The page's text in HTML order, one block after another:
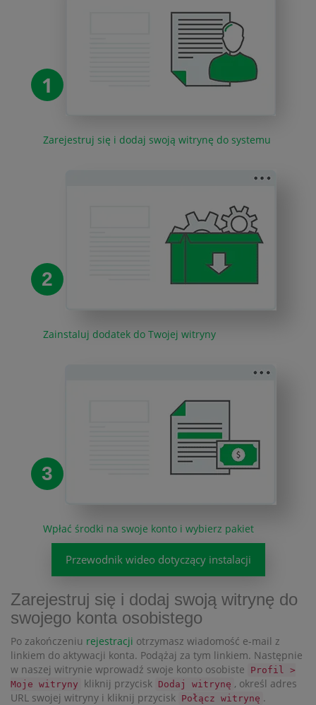
1
Zarejestruj się i dodaj swoją witrynę do systemu
2
Zainstaluj dodatek do Twojej witryny
3
Wpłać środki na swoje konto i wybierz pakiet
Przewodnik wideo dotyczący instalacji
Zarejestruj się i dodaj swoją witrynę do
swojego konta osobistego
Po zakończeniu rejestracji otrzymasz wiadomość e-mail z
linkiem do aktywacji konta. Podążaj za tym linkiem. Następnie
w naszej witrynie wprowadź swoje konto osobiste
Profil >
Moje witryny
kliknij przycisk Dodaj witrynę , określ adres
URL swojej witryny i kliknij przycisk Połącz witrynę .